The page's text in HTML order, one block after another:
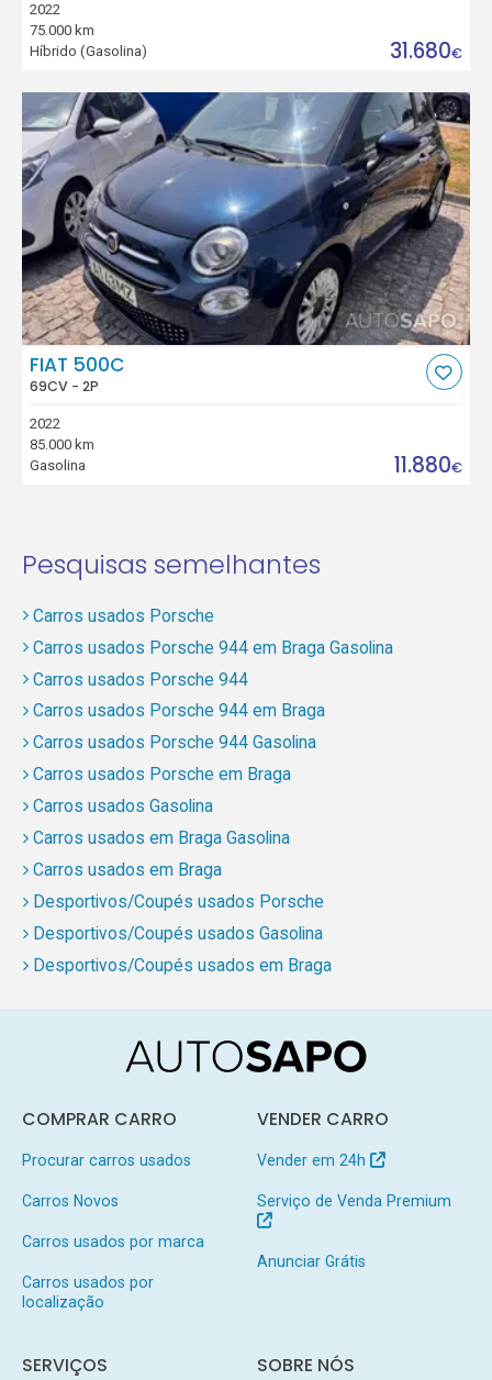
2022
75.000 km
Híbrido (Gasolina)
31.680€
FIAT 500C
69CV - 2P
2022
85.000 km
Gasolina
11.880€
Pesquisas semelhantes
Carros usados Porsche
Carros usados Porsche 944 em Braga Gasolina
Carros usados Porsche 944
Carros usados Porsche 944 em Braga
Carros usados Porsche 944 Gasolina
Carros usados Porsche em Braga
Carros usados Gasolina
Carros usados em Braga Gasolina
Carros usados em Braga
Desportivos/Coupés usados Porsche
Desportivos/Coupés usados Gasolina
Desportivos/Coupés usados em Braga
COMPRAR CARRO
Procurar carros usados
Carros Novos
Carros usados por marca
Carros usados por
localização
VENDER CARRO
Vender em 24h
Serviço de Venda Premium
Anunciar Grátis
SERVIÇOS SOBRE NÓS